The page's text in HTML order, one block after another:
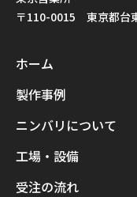
〒110-0015 東京都台
ホーム
製作事例
ニンバリについて
工場・設備
受注の流れ